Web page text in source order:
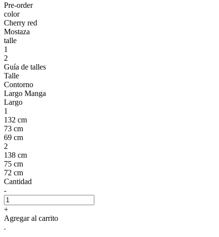
Pre-order
color
Cherry red
Mostaza
talle
1
2
Guía de talles
Talle
Contorno
Largo Manga
Largo
1
132 cm
73 cm
69 cm
2
138 cm
75 cm
72 cm
Cantidad
-
+
Agregar al carrito
.